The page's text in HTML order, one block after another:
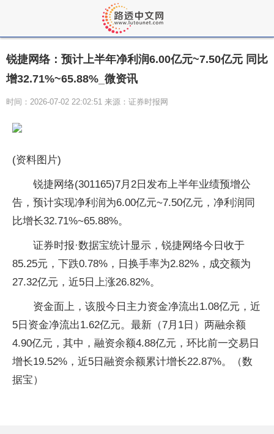
锐捷网络：预计上半年净利润6.00亿元~7.50亿元 同比
增32.71%~65.88%_微资讯
时间：2026-07-02 22:02:51 来源：证券时报网
(资料图片)
锐捷网络(301165)7月2日发布上半年业绩预增公
告，预计实现净利润为6.00亿元~7.50亿元，净利润同
比增长32.71%~65.88%。
证券时报·数据宝统计显示，锐捷网络今日收于
85.25元，下跌0.78%，日换手率为2.82%，成交额为
27.32亿元，近5日上涨26.82%。
资金面上，该股今日主力资金净流出1.08亿元，近
5日资金净流出1.62亿元。最新（7月1日）两融余额
4.90亿元，其中，融资余额4.88亿元，环比前一交易日
增长19.52%，近5日融资余额累计增长22.87%。（数
据宝）